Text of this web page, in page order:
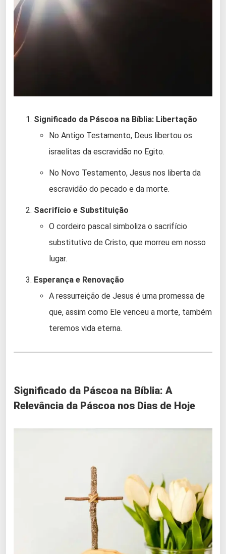
Significado da Páscoa na Bíblia: Libertação
No Antigo Testamento, Deus libertou os
israelitas da escravidão no Egito.
No Novo Testamento, Jesus nos liberta da
escravidão do pecado e da morte.
Sacrifício e Substituição
O cordeiro pascal simboliza o sacrifício
substitutivo de Cristo, que morreu em nosso
lugar.
Esperança e Renovação
A ressurreição de Jesus é uma promessa de
que, assim como Ele venceu a morte, também
teremos vida eterna.
Significado da Páscoa na Bíblia: A
Relevância da Páscoa nos Dias de Hoje